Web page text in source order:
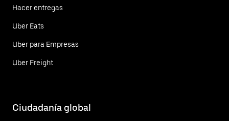
Hacer entregas
Uber Eats
Uber para Empresas
Uber Freight
Ciudadanía global